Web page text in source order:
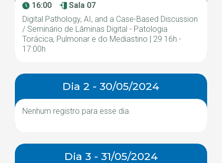
16:00
Sala 07
Digital Pathology, AI, and a Case-Based Discussion
/ Seminário de Lâminas Digital - Patologia
Torácica, Pulmonar e do Mediastino | 29 16h -
17:00h
Dia 2 - 30/05/2024
Nenhum registro para esse dia.
Dia 3 - 31/05/2024